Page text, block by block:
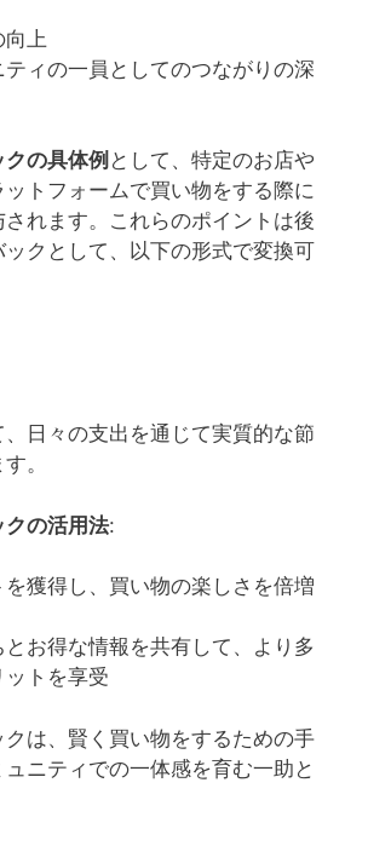
向上
ティの一員としてのつながりの深
の具体例 として、特定のお店や
トフォームで買い物をする際に
れます。これらのポイントは後
クとして、以下の形式で変換可
、日々の支出を通じて実質的な節
。
クの活用法:
を獲得し、買い物の楽しさを倍増
お得な情報を共有して、より多
ットを享受
は、賢く買い物をするための手
ニティでの一体感を育む一助と